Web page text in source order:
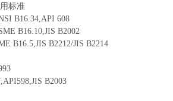
标准
B16.34,API 608
B16.10,JIS B2002
B16.5,JIS B2212/JIS B2214
B2003